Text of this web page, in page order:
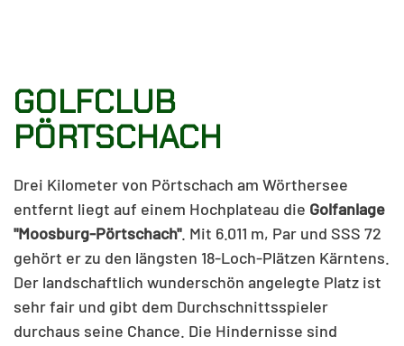
GOLFCLUB
PÖRTSCHACH
Drei Kilometer von Pörtschach am Wörthersee
entfernt liegt auf einem Hochplateau die Golfanlage
"Moosburg-Pörtschach". Mit 6.011 m, Par und SSS 72
gehört er zu den längsten 18-Loch-Plätzen Kärntens.
Der landschaftlich wunderschön angelegte Platz ist
sehr fair und gibt dem Durchschnittsspieler
durchaus seine Chance. Die Hindernisse sind